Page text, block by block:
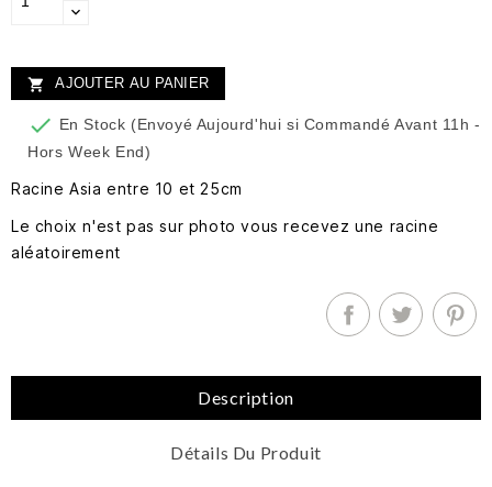
 AJOUTER AU PANIER
 En Stock (Envoyé Aujourd'hui si Commandé Avant 11h -
Hors Week End)
Racine Asia entre 10 et 25cm
Le choix n'est pas sur photo vous recevez une racine
aléatoirement
Description
Détails Du Produit